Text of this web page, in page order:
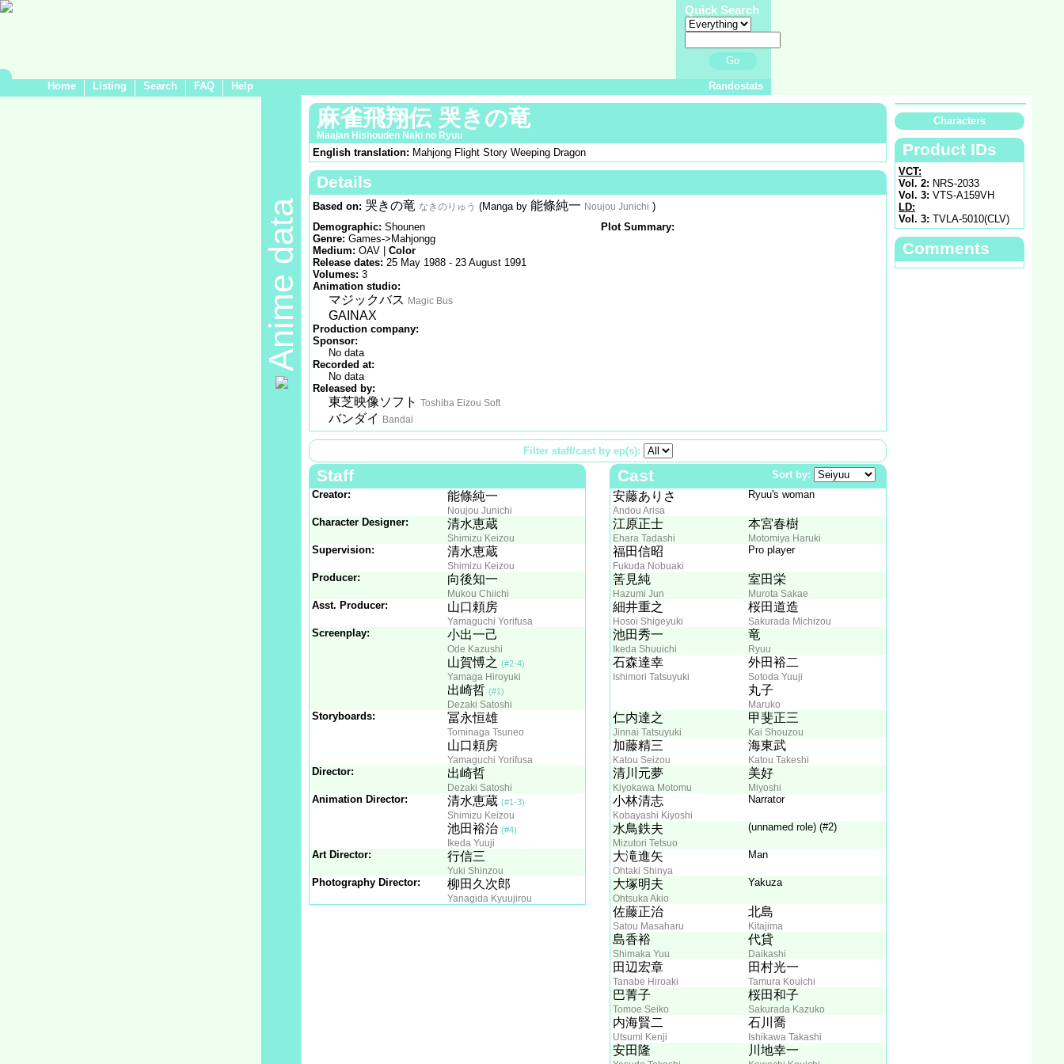
Quick Search
Go
Home Listing Search FAQ Help Randostats
Anime data
麻雀飛翔伝 哭きの竜
Maajan Hishouden Naki no Ryuu
English translation: Mahjong Flight Story Weeping Dragon
Details
Based on: 哭きの竜 なきのりゅう (Manga by 能條純一 Noujou Junichi )
Demographic: Shounen
Genre: Games->Mahjongg
Medium: OAV | Color
Release dates: 25 May 1988 - 23 August 1991
Volumes: 3
Animation studio:
マジックバス Magic Bus
GAINAX
Production company:
Sponsor:
No data
Recorded at:
No data
Released by:
東芝映像ソフト Toshiba Eizou Soft
バンダイ Bandai
Plot Summary:
Filter staff/cast by ep(s):
Staff
Creator: 能條純一
Noujou Junichi
Character Designer: 清水恵蔵
Shimizu Keizou
Supervision: 清水恵蔵
Shimizu Keizou
Producer: 向後知一
Mukou Chiichi
Asst. Producer: 山口頼房
Yamaguchi Yorifusa
Screenplay: 小出一己
Ode Kazushi
山賀愽之 (#2-4)
Yamaga Hiroyuki
出崎哲 (#1)
Dezaki Satoshi
Storyboards: 冨永恒雄
Tominaga Tsuneo
山口頼房
Yamaguchi Yorifusa
Director: 出崎哲
Dezaki Satoshi
Animation Director: 清水恵蔵 (#1-3)
Shimizu Keizou
池田裕治 (#4)
Ikeda Yuuji
Art Director: 行信三
Yuki Shinzou
Photography Director: 柳田久次郎
Yanagida Kyuujirou
Cast Sort by:
安藤ありさ
Andou Arisa
Ryuu's woman
江原正士
Ehara Tadashi
本宮春樹
Motomiya Haruki
福田信昭
Fukuda Nobuaki
Pro player
筈見純
Hazumi Jun
室田栄
Murota Sakae
細井重之
Hosoi Shigeyuki
桜田道造
Sakurada Michizou
池田秀一
Ikeda Shuuichi
竜
Ryuu
石森達幸
Ishimori Tatsuyuki
外田裕二
Sotoda Yuuji
丸子
Maruko
仁内達之
Jinnai Tatsuyuki
甲斐正三
Kai Shouzou
加藤精三
Katou Seizou
海東武
Katou Takeshi
清川元夢
Kiyokawa Motomu
美好
Miyoshi
小林清志
Kobayashi Kiyoshi
Narrator
水鳥鉄夫
Mizutori Tetsuo
(unnamed role) (#2)
大滝進矢
Ohtaki Shinya
Man
大塚明夫
Ohtsuka Akio
Yakuza
佐藤正治
Satou Masaharu
北島
Kitajima
島香裕
Shimaka Yuu
代貸
Daikashi
田辺宏章
Tanabe Hiroaki
田村光一
Tamura Kouichi
巴菁子
Tomoe Seiko
桜田和子
Sakurada Kazuko
内海賢二
Utsumi Kenji
石川喬
Ishikawa Takashi
安田隆 川地幸一
Characters
Product IDs
VCT:
Vol. 2: NRS-2033
Vol. 3: VTS-A159VH
LD:
Vol. 3: TVLA-5010(CLV)
Comments